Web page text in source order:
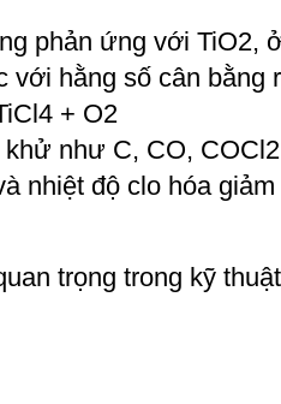
phản ứng với TiO2,
với hằng số cân bằng
4 + O2
như C, CO, COCl2
nhiệt độ clo hóa
trọng trong kỹ